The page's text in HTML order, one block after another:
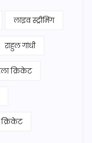
लाइव स्ट्रीमिंग
राहुल गांधी
क्रिकेट
क्रिकेट